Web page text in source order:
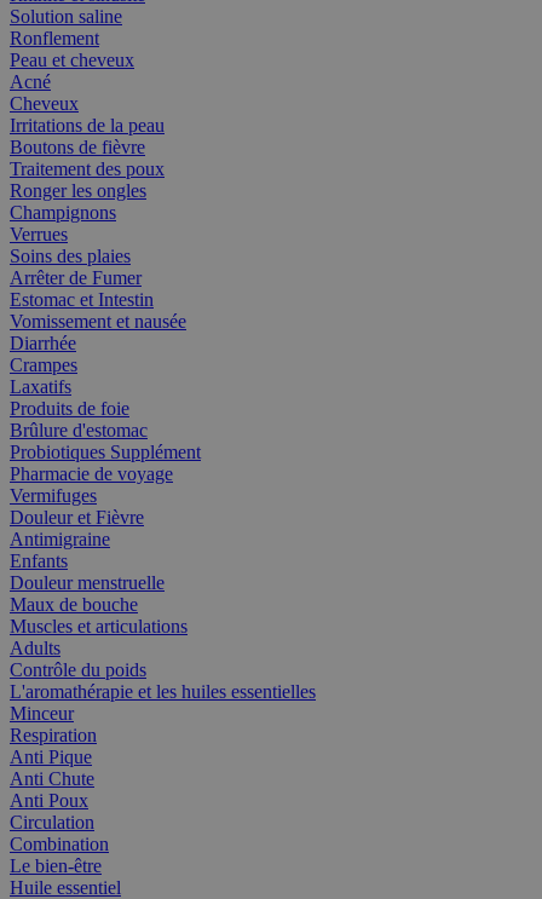
Solution saline
Ronflement
Peau et cheveux
Acné
Cheveux
Irritations de la peau
Boutons de fièvre
Traitement des poux
Ronger les ongles
Champignons
Verrues
Soins des plaies
Arrêter de Fumer
Estomac et Intestin
Vomissement et nausée
Diarrhée
Crampes
Laxatifs
Produits de foie
Brûlure d'estomac
Probiotiques Supplément
Pharmacie de voyage
Vermifuges
Douleur et Fièvre
Antimigraine
Enfants
Douleur menstruelle
Maux de bouche
Muscles et articulations
Adults
Contrôle du poids
L'aromathérapie et les huiles essentielles
Minceur
Respiration
Anti Pique
Anti Chute
Anti Poux
Circulation
Combination
Le bien-être
Huile essentiel